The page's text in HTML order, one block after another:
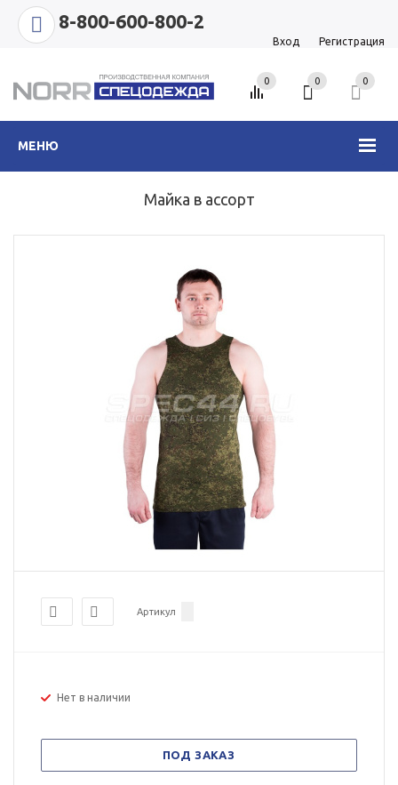
8-800-600-800-2
Вход Регистрация
МЕНЮ
0 0
0
Майка в ассорт
Артикул
Нет в наличии
ПОД ЗАКАЗ